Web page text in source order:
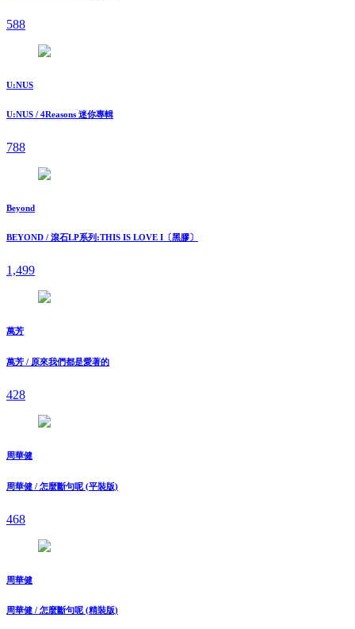
588
U:NUS
U:NUS / 4Reasons 迷你專輯
788
Beyond
BEYOND / 滾石LP系列:THIS IS LOVE I〔黑膠〕
1,499
萬芳
萬芳 / 原來我們都是愛著的
428
周華健
周華健 / 怎麼斷句呢 (平裝版)
468
周華健
周華健 / 怎麼斷句呢 (精裝版)